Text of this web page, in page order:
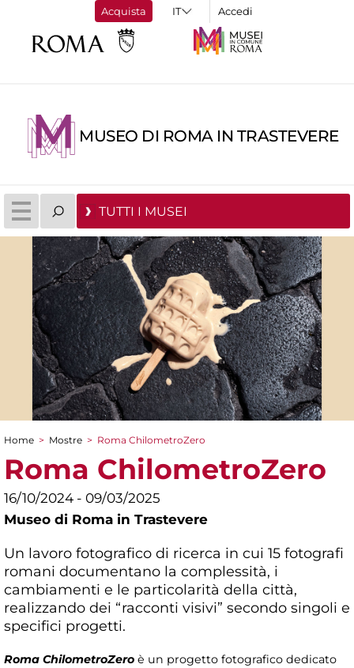
Acquista Accedi
MUSEO DI ROMA IN TRASTEVERE
TUTTI I MUSEI
Tu sei qui
Home > Mostre > Roma ChilometroZero
Roma ChilometroZero
16/10/2024 - 09/03/2025
Museo di Roma in Trastevere
Un lavoro fotografico di ricerca in cui 15 fotografi
romani documentano la complessità, i
cambiamenti e le particolarità della città,
realizzando dei “racconti visivi” secondo singoli e
specifici progetti.
Roma ChilometroZero è un progetto fotografico dedicato